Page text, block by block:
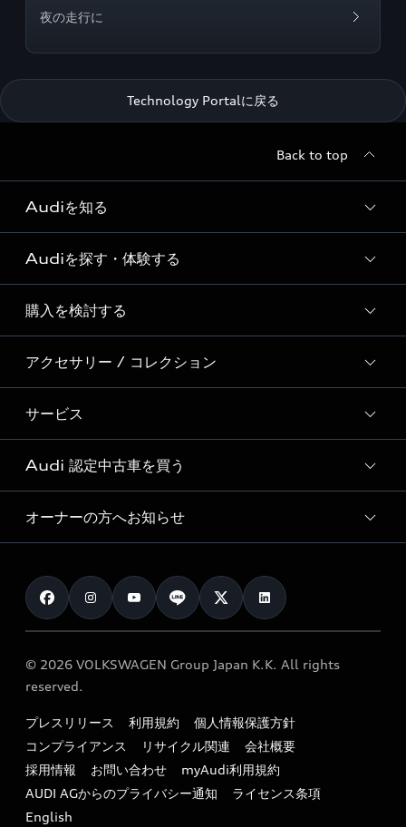
夜の走行に
Technology Portalに戻る
Back to top
Audiを知る
Audi ブランド
Story of Progress
Audi Sport
Formula 1®
デジタルサービス
Audiを探す・体験する
ディーラー検索
新車在庫検索
試乗車・展示車検索
見積り依頼
試乗予約
購入を検討する
モデル一覧
特別仕様モデル / 限定モデル
e-tronラインアップ
価格シミュレーション
車両比較
カタログ一覧
アクセサリー / コレクション
純正アクセサリー
オンラインショップ
Audi collection
アウディナビアプリ
サービス
サービス入庫予約
サービスプログラム
メンテナンス
車検 / 定期点検
e-tronアフターサポート
myAudi
Audi 認定中古車を買う
Audi認定中古車
クオリティ
保証
メンテナンス
ファイナンス
キャンペーン / イベント
買取査定
オーナーの方へお知らせ
お知らせ
オーナー様向けキャンペーン
特定整備適用車一覧
リサイクル法
よくある質問（FAQ）
© 2026 VOLKSWAGEN Group Japan K.K. All rights
reserved.
プレスリリース 利用規約
個人情報保護方針
コンプライアンス
リサイクル関連
会社概要
採用情報
お問い合わせ
myAudi利用規約
AUDI AGからのプライバシー通知
ライセンス条項
English